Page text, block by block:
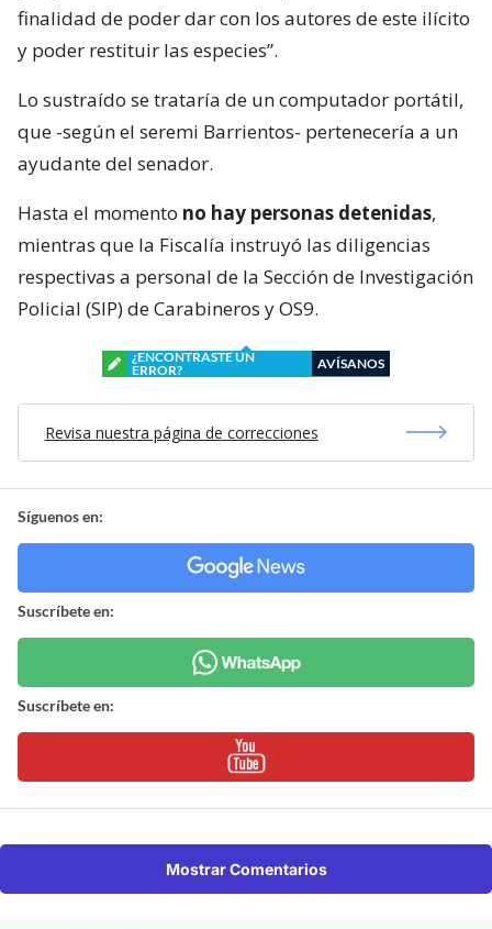
finalidad de poder dar con los autores de este ilícito
y poder restituir las especies”.
Lo sustraído se trataría de un computador portátil,
que -según el seremi Barrientos- pertenecería a un
ayudante del senador.
Hasta el momento no hay personas detenidas,
mientras que la Fiscalía instruyó las diligencias
respectivas a personal de la Sección de Investigación
Policial (SIP) de Carabineros y OS9.
¿ENCONTRASTE UN
ERROR?
AVÍSANOS
Revisa nuestra página de correcciones
Síguenos en:
Suscríbete en:
Suscríbete en:
Mostrar Comentarios